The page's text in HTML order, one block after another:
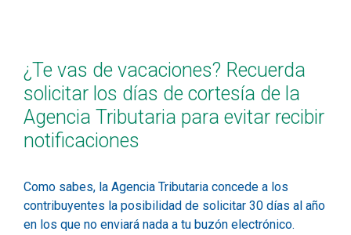
¿Te vas de vacaciones? Recuerda
solicitar los días de cortesía de la
Agencia Tributaria para evitar recibir
notificaciones
Como sabes, la Agencia Tributaria concede a los
contribuyentes la posibilidad de solicitar 30 días al año
en los que no enviará nada a tu buzón electrónico.